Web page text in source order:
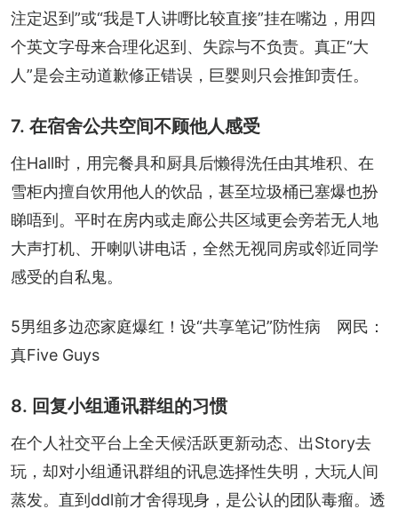
注定迟到”或“我是T人讲嘢比较直接”挂在嘴边，用四
个英文字母来合理化迟到、失踪与不负责。真正“大
人”是会主动道歉修正错误，巨婴则只会推卸责任。
7. 在宿舍公共空间不顾他人感受
住Hall时，用完餐具和厨具后懒得洗任由其堆积、在
雪柜内擅自饮用他人的饮品，甚至垃圾桶已塞爆也扮
睇唔到。平时在房内或走廊公共区域更会旁若无人地
大声打机、开喇叭讲电话，全然无视同房或邻近同学
感受的自私鬼。
5男组多边恋家庭爆红！设“共享笔记”防性病　网民：
真Five Guys
8. 回复小组通讯群组的习惯
在个人社交平台上全天候活跃更新动态、出Story去
玩，却对小组通讯群组的讯息选择性失明，大玩人间
蒸发。直到ddl前才舍得现身，是公认的团队毒瘤。透